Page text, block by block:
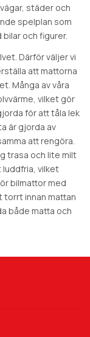
städer och
spelplan som
och figurer.
Därför väljer vi
att mattorna
Många av våra
vilket gör
för att tåla lek
är gjorda av
att rengöra.
trasa och lite milt
luddfria, vilket
bilmattor med
torrt innan mattan
både matta och